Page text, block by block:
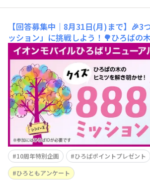
【回答募集中｜8月31日(月)まで】🎉3
ッション」に挑戦しよう！🌳ひろばの
かせ！こんにちは！イオンモバイルひ
イオンモバイル10周年を記念して、現
ショップでは「謎解きイベント」を開
さまは、もうチャレンジしましたか？
モバイルひろばも、令和8年8月8日に
を迎えます🎉✨「8」が3つ並ぶ特別な
10周年特別企画
ひろばポイントプレゼント
ひろともアンケート